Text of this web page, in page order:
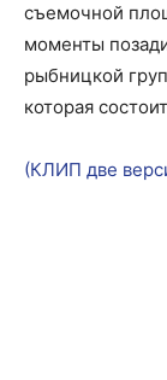
съемочной
моменты
рыбницкой
которая
(КЛИП две